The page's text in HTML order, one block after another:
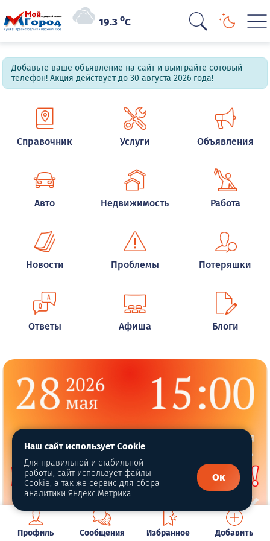
19.3oC
Добавьте ваше объявление на сайт и выиграйте сотовый
телефон! Акция действует до 30 августа 2026 года!
Справочник Услуги Объявления
Авто Недвижимость Работа
Новости Проблемы Потеряшки
Ответы Афиша Блоги
Профиль Сообщения Избранное Добавить
Наш сайт использует Cookie
Для правильной и стабильной
работы, сайт использует файлы
Cookie, а так же сервис для сбора
аналитики Яндекс.Метрика
Ок